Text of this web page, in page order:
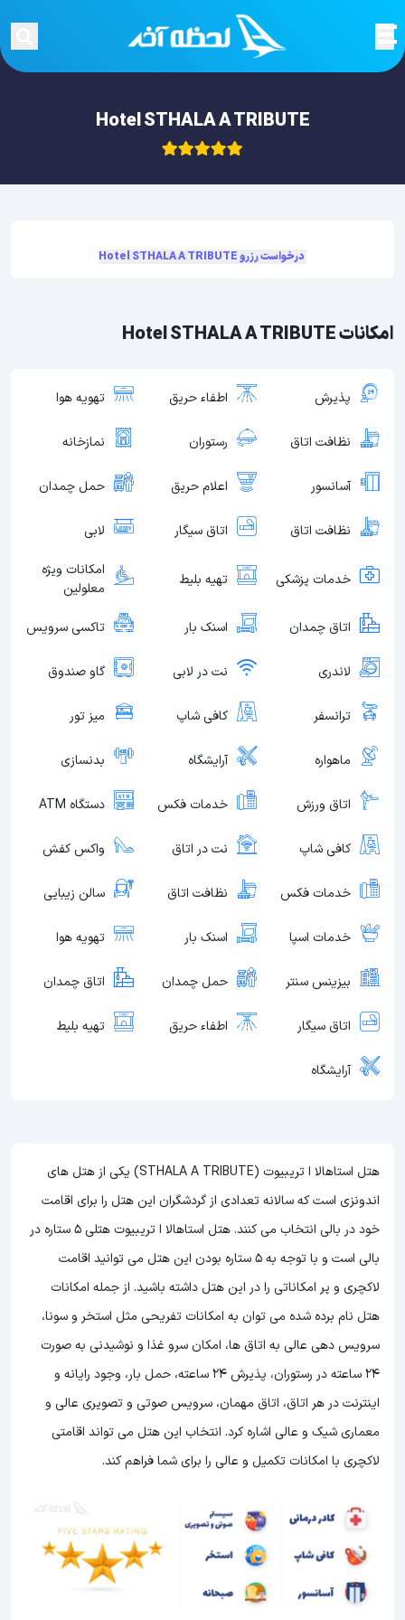
Hotel STHALA A TRIBUTE
امکانات Hotel STHALA A TRIBUTE
پذیرش اطفاء حریق تهویه هوا
نظافت اتاق رستوران نمازخانه
آسانسور اعلام حریق حمل چمدان
نظافت اتاق اتاق سیگار لابی
خدمات پزشکی تهیه بلیط
امکانات ویژه
معلولین
اتاق چمدان اسنک بار تاکسی سرویس
لاندری نت در لابی گاو صندوق
ترانسفر کافی شاپ میز تور
ماهواره آرایشگاه بدنسازی
اتاق ورزش خدمات فکس دستگاه ATM
کافی شاپ نت در اتاق واکس کفش
خدمات فکس نظافت اتاق سالن زیبایی
خدمات اسپا اسنک بار تهویه هوا
بیزینس سنتر حمل چمدان اتاق چمدان
اتاق سیگار اطفاء حریق تهیه بلیط
آرایشگاه
هتل استاهالا ا تریبیوت (STHALA A TRIBUTE) یکی از هتل های
اندونزی است که سالانه تعدادی از گردشگران این هتل را برای اقامت
خود در بالی انتخاب می کنند. هتل استاهالا ا تریبیوت هتلی 5 ستاره در
بالی است و با توجه به 5 ستاره بودن این هتل
می توانید اقامت
لاکچری و پر امکاناتی را در این هتل داشته باشید. از جمله امکانات
هتل نام برده شده می توان به امکانات تفریحی مثل استخر و سونا،
سرویس دهی عالی به اتاق ها، امکان سرو غذا و نوشیدنی به صورت
24 ساعته در رستوران، پذیرش 24 ساعته، حمل بار، وجود رایانه و
اینترنت در هر اتاق، اتاق مهمان، سرویس صوتی و تصویری عالی و
معماری شیک و عالی اشاره کرد. انتخاب این هتل می تواند اقامتی
لاکچری با امکانات تکمیل و عالی را برای شما فراهم کند.
درخواست رزرو Hotel STHALA A TRIBUTE